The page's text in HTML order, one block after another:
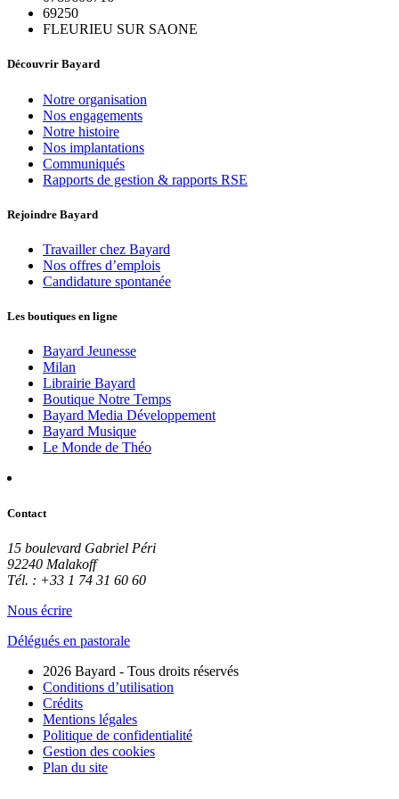
69250
FLEURIEU SUR SAONE
Découvrir Bayard
Notre organisation
Nos engagements
Notre histoire
Nos implantations
Communiqués
Rapports de gestion & rapports RSE
Rejoindre Bayard
Travailler chez Bayard
Nos offres d’emplois
Candidature spontanée
Les boutiques en ligne
Bayard Jeunesse
Milan
Librairie Bayard
Boutique Notre Temps
Bayard Media Développement
Bayard Musique
Le Monde de Théo
Contact
15 boulevard Gabriel Péri
92240 Malakoff
Tél. : +33 1 74 31 60 60
Nous écrire
Délégués en pastorale
2026 Bayard - Tous droits réservés
Conditions d’utilisation
Crédits
Mentions légales
Politique de confidentialité
Gestion des cookies
Plan du site